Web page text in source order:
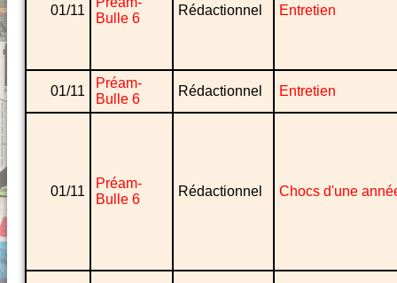
01/11
Bulle 6
Rédactionnel Entretien
01/11
Préam-
Bulle 6
Rédactionnel Entretien
01/11
Préam-
Bulle 6
Rédactionnel Chocs d'une